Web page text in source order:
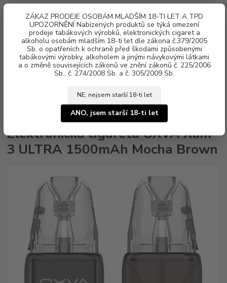
ZÁKAZ PRODEJE OSOBÁM MLADŠÍM 18-TI LET A TPD
UPOZORNĚNÍ Nabízených produktů se týká omezení
prodeje tabákových výrobků, elektronických cigaret a
alkoholu osobám mladším 18-ti let dle zákona č.379/2005
Sb. o opatřeních k ochraně před škodami způsobenými
tabákovými výrobky, alkoholem a jinými návykovými látkami
a o změně souvisejících zákonů ve znění zákonů č. 225/2006
Sb., č. 274/2008 Sb. a č. 305/2009 Sb.
NE, nejsem starší 18-ti let
ANO, jsem starší 18-ti let
Menu
za0 Kč
ULTRA 1500mAh Mocha Brown
Elektronická cigareta OXVA Xlim
3 ULTRA 1500mAh Mocha Brown